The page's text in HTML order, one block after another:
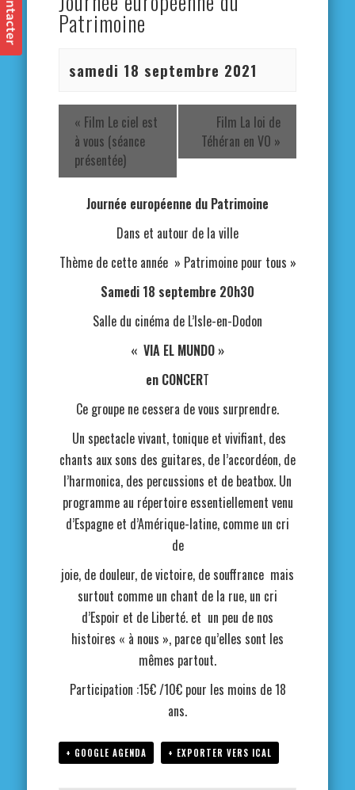
Patrimoine
samedi 18 septembre 2021
« Film Le ciel est
à vous (séance
présentée)
Film La loi de
Téhéran en VO »
Journée européenne du Patrimoine
Dans et autour de la ville
Thème de cette année » Patrimoine pour tous »
Samedi 18 septembre 20h30
Salle du cinéma de L’Isle-en-Dodon
« VIA EL MUNDO »
en CONCERT
Ce groupe ne cessera de vous surprendre.
Un spectacle vivant, tonique et vivifiant, des
chants aux sons des guitares, de l’accordéon, de
l’harmonica, des percussions et de beatbox. Un
programme au répertoire essentiellement venu
d’Espagne et d’Amérique-latine, comme un cri
de
joie, de douleur, de victoire, de souffrance mais
surtout comme un chant de la rue, un cri
d’Espoir et de Liberté. et un peu de nos
histoires « à nous », parce qu’elles sont les
mêmes partout.
Participation :15€ /10€ pour les moins de 18
ans.
+ GOOGLE AGENDA + EXPORTER VERS ICAL